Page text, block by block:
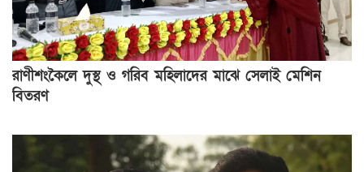
রাণীশংকৈলে দুস্থ ও গরিব মহিলাদের মাঝে সেলাই মেশিন
বিতরণ